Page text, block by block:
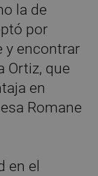
la de
por
y encontrar
Ortiz, que
en
Romane
en el